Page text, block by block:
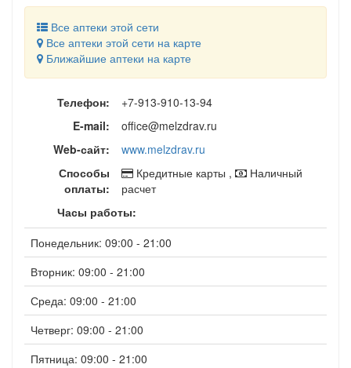
Все аптеки этой сети
Все аптеки этой сети на карте
Ближайшие аптеки на карте
Телефон:
+7-913-910-13-94
E-mail:
office@melzdrav.ru
Web-сайт:
www.melzdrav.ru
Способы
оплаты:
Кредитные карты ,
Наличный
расчет
Часы работы:
Понедельник: 09:00 - 21:00
Вторник: 09:00 - 21:00
Среда: 09:00 - 21:00
Четверг: 09:00 - 21:00
Пятница: 09:00 - 21:00